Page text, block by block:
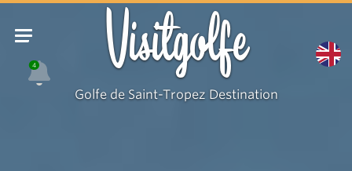
4 Visitgolfe
Golfe de Saint-Tropez Destination